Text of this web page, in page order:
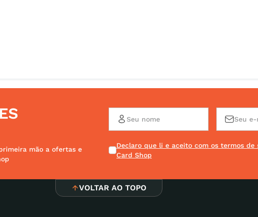
mão a ofertas e
Declaro que li e aceito com os termos
Card Shop
VOLTAR AO TOPO